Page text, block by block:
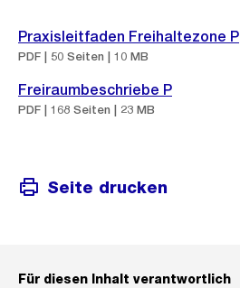
Praxisleitfaden Freihaltezone P
PDF | 50 Seiten | 10 MB
Freiraumbeschriebe P
PDF | 168 Seiten | 23 MB
Seite drucken
Für diesen Inhalt verantwortlich